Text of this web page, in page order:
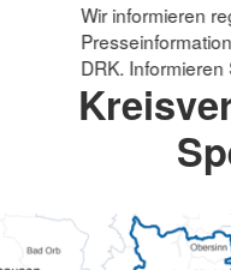
Wir informieren
DRK. Informieren